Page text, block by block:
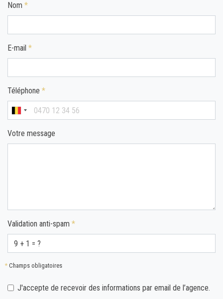
Nom *
E-mail *
Téléphone *
Votre message
Validation anti-spam *
* Champs obligatoires
J'accepte de recevoir des informations par email de l’agence.